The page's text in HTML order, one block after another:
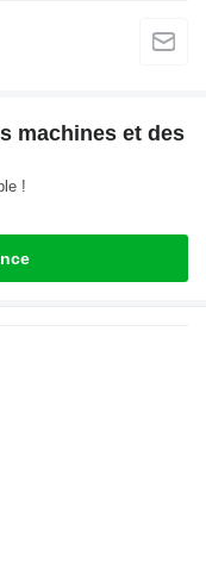
machines et des
!